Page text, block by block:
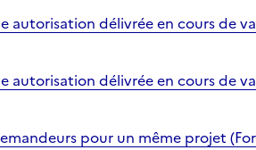
autorisation délivrée en cours de
autorisation délivrée en cours de
pour un même projet